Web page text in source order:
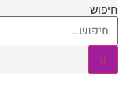
דלג
לתוכן
חיפוש